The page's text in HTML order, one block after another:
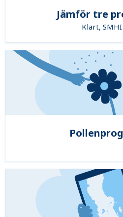
Jämför tre
Klart,